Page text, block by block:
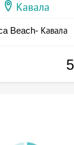
Кавала
Beach- Кавала